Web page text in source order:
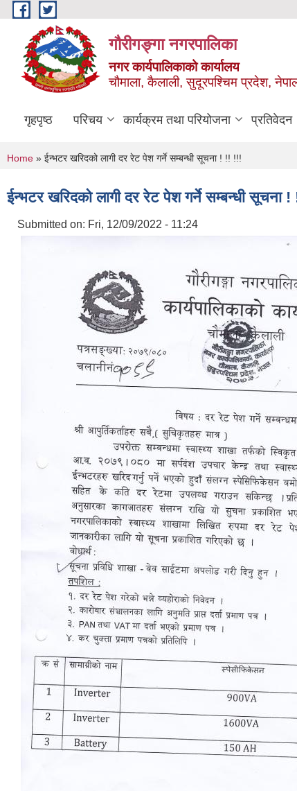
Skip to main content
गौरीगङ्गा नगरपालिका
नगर कार्यपालिकाको कार्यालय
चौमाला, कैलाली, सुदूरपश्चिम प्रदेश,
गृहपृष्ठ परिचय कार्यक्रम तथा परियोजना प्रतिवेदन
You are here
Home » ईन्भटर खरिदको लागी दर रेट पेश गर्ने सम्बन्धी सूचना ! !! !!!
ईन्भटर खरिदको लागी दर रेट पेश गर्ने सम्बन्धी सूचना
Submitted on: Fri, 12/09/2022 - 11:24